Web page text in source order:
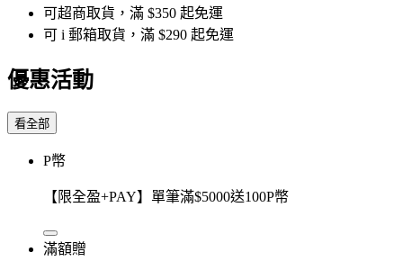
可超商取貨，滿 $350 起免運
可 i 郵箱取貨，滿 $290 起免運
優惠活動
看全部
P幣
【限全盈+PAY】單筆滿$5000送100P幣
滿額贈